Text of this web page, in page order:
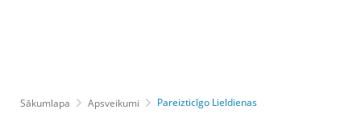
Sākumlapa Apsveikumi Pareizticīgo Lieldienas